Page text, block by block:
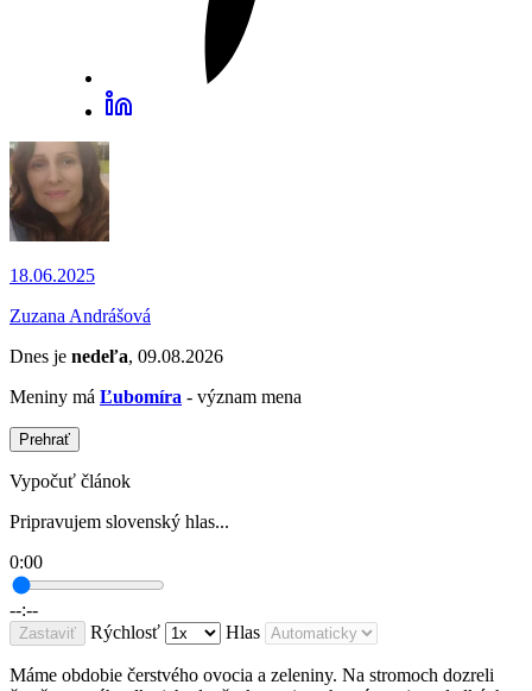
18.06.2025
Zuzana Andrášová
Dnes je nedeľa, 09.08.2026
Meniny má Ľubomíra - význam mena
Prehrať
Vypočuť článok
Pripravujem slovenský hlas...
0:00
--:--
Zastaviť Rýchlosť Hlas
Máme obdobie čerstvého ovocia a zeleniny. Na stromoch dozreli